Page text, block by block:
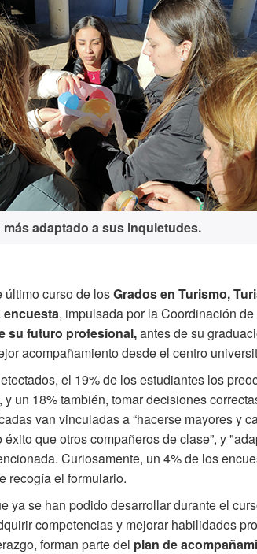
adaptado a sus inquietudes.
último curso de losGrados en Turismo,
encuesta, impulsada por la Coordinación
su futuro profesional,antes de su
acompañamiento desde el centro
el 19% de los estudiantes los
y un 18% también, tomar decisiones
van vinculadas a “hacerse mayores y
que otros compañeros de clase”, y
Curiosamente, un 4% de los
recogía el formulario.
ya se han podido desarrollar durante el
competencias y mejorar habilidades
forman parte del plan de